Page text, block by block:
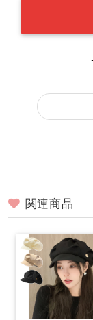
関連商品